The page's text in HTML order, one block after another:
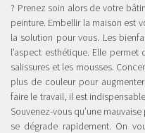
? Prenez soin alors de votre
peinture. Embellir la maison est
la solution pour vous. Les
l’aspect esthétique. Elle
salissures et les mousses.
plus de couleur pour
faire le travail, il est
Souvenez-vous qu’une
se dégrade rapidement. On